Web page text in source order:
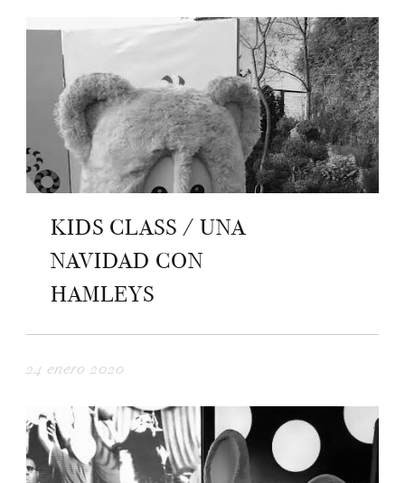
KIDS CLASS / UNA
NAVIDAD CON
HAMLEYS
24 enero 2020